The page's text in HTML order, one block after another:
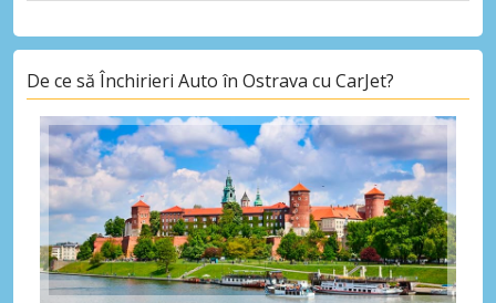
De ce să Închirieri Auto în Ostrava cu CarJet?